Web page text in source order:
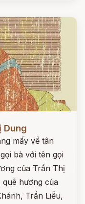
Dung
mấy về tân
bà với tên gọi
của Trần Thị
quê hương của
Trần Liễu,